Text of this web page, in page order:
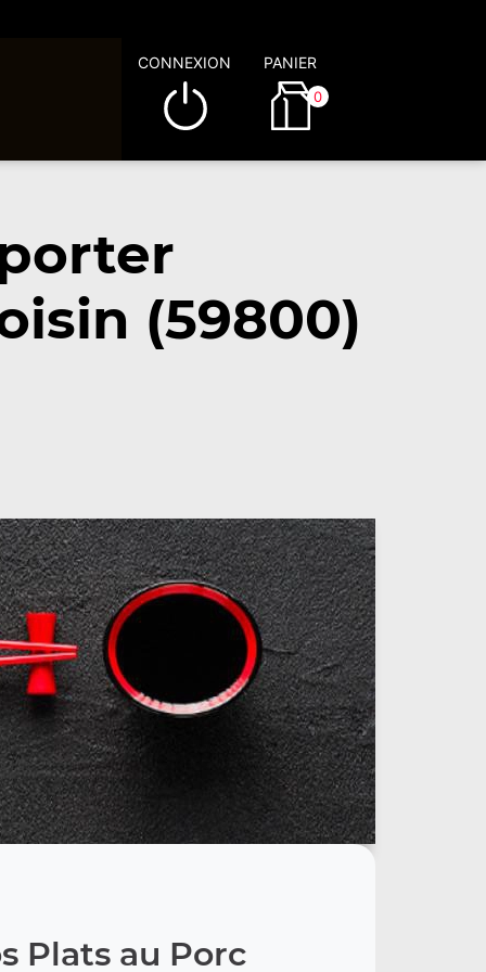
CONNEXION PANIER
0
(59800)
Plats au Porc